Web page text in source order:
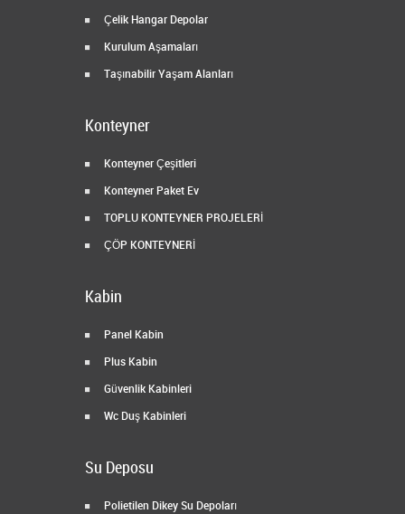
Çelik Hangar Depolar
Kurulum Aşamaları
Taşınabilir Yaşam Alanları
Konteyner
Konteyner Çeşitleri
Konteyner Paket Ev
TOPLU KONTEYNER PROJELERİ
ÇÖP KONTEYNERİ
Kabin
Panel Kabin
Plus Kabin
Güvenlik Kabinleri
Wc Duş Kabinleri
Su Deposu
Polietilen Dikey Su Depoları